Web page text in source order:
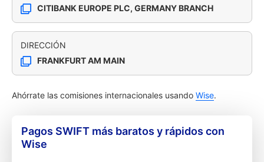
CITIBANK EUROPE PLC, GERMANY BRANCH
DIRECCIÓN
FRANKFURT AM MAIN
Ahórrate las comisiones internacionales usando Wise.
Pagos SWIFT más baratos y rápidos con
Wise